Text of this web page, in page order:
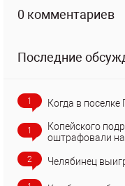
0 комментариев
Последние
1 Когда в
1
Копейского
оштрафовали
2 Челябинец